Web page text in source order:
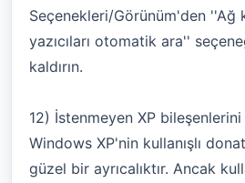
Seçenekleri/Görünüm'den ''Ağ
yazıcıları otomatik ara''
kaldırın.
12) İstenmeyen XP bileşenlerini
Windows XP'nin kullanışlı
güzel bir ayrıcalıktır. Ancak